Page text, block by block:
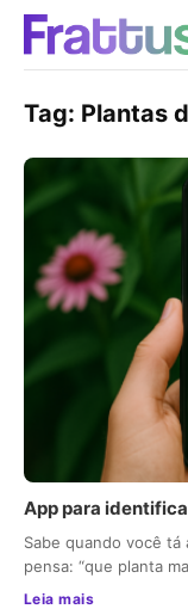
Tag: Plantas
App para
Sabe quando você tá
pensa: “que planta
Leia mais